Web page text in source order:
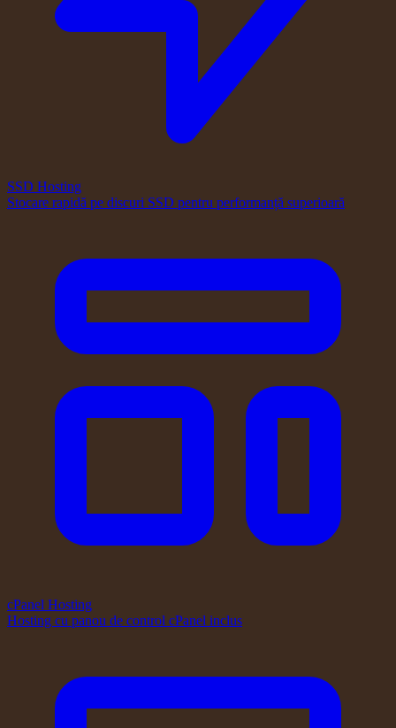
SSD Hosting
Stocare rapidă pe discuri SSD pentru performanță superioară
cPanel Hosting
Hosting cu panou de control cPanel inclus